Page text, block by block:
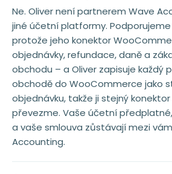
Ne. Oliver není partnerem Wave
jiné účetní platformy.
protože jeho konektor
objednávky, refundace, daně a
obchodu – a Oliver zapisuje každý
obchodě do WooCommerce jako
objednávku, takže ji stejný
převezme. Vaše účetní
a vaše smlouva zůstávají mezi
Accounting.